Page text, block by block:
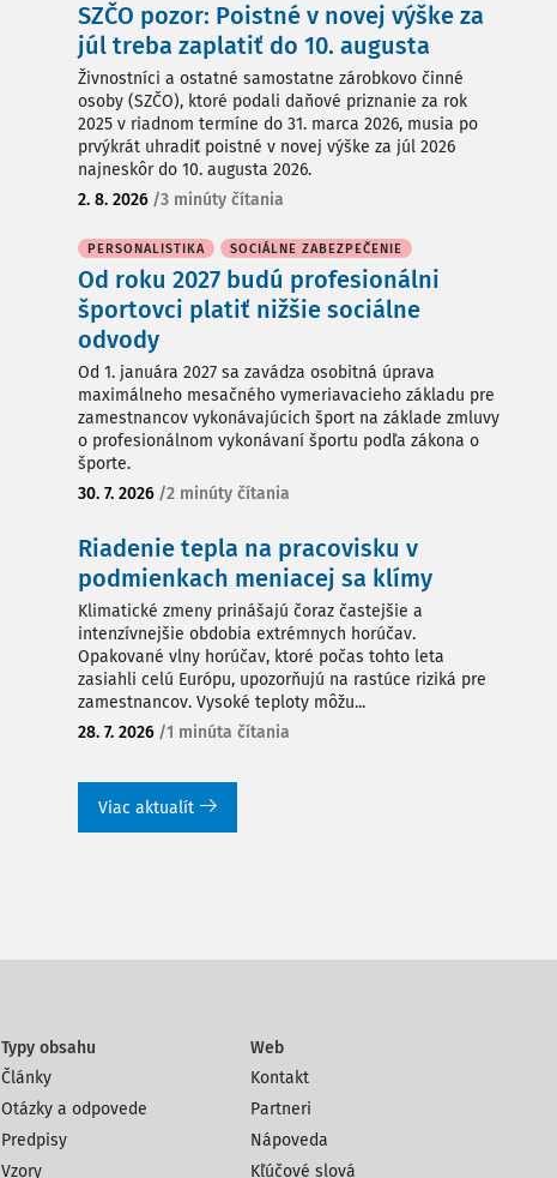
SZČO pozor: Poistné v novej výške za
júl treba zaplatiť do 10. augusta
Živnostníci a ostatné samostatne zárobkovo činné
osoby (SZČO), ktoré podali daňové priznanie za rok
2025 v riadnom termíne do 31. marca 2026, musia po
prvýkrát uhradiť poistné v novej výške za júl 2026
najneskôr do 10. augusta 2026.
2. 8. 2026 /3 minúty čítania
PERSONALISTIKA SOCIÁLNE ZABEZPEČENIE
Od roku 2027 budú profesionálni
športovci platiť nižšie sociálne
odvody
Od 1. januára 2027 sa zavádza osobitná úprava
maximálneho mesačného vymeriavacieho základu pre
zamestnancov vykonávajúcich šport na základe zmluvy
o profesionálnom vykonávaní športu podľa zákona o
športe.
30. 7. 2026 /2 minúty čítania
Riadenie tepla na pracovisku v
podmienkach meniacej sa klímy
Klimatické zmeny prinášajú čoraz častejšie a
intenzívnejšie obdobia extrémnych horúčav.
Opakované vlny horúčav, ktoré počas tohto leta
zasiahli celú Európu, upozorňujú na rastúce riziká pre
zamestnancov. Vysoké teploty môžu...
28. 7. 2026 /1 minúta čítania
Viac aktualít
Typy obsahu
Články
Otázky a odpovede
Predpisy
Vzory
Web
Kontakt
Partneri
Nápoveda
Kľúčové slová